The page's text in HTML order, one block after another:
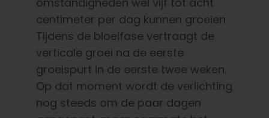
centimeter per dag kunnen groeien.
Tijdens de bloeifase vertraagt de
verticale groei na de eerste
groeispurt in de eerste twee weken.
Op dat moment wordt de verlichting
nog steeds om de paar dagen